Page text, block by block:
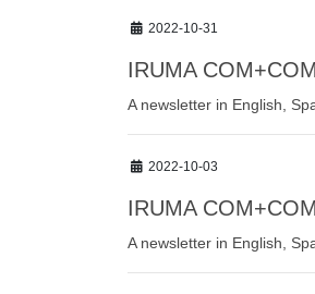
2022-10-31
IRUMA
A newsletter in English,
2022-10-03
IRUMA
A newsletter in English,